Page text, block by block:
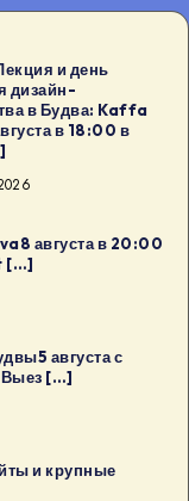
и день
дизайн-
в Будва: Kaffa
в 18:00 в
августа в 20:00
[…]
августа с
Выез […]
и крупные